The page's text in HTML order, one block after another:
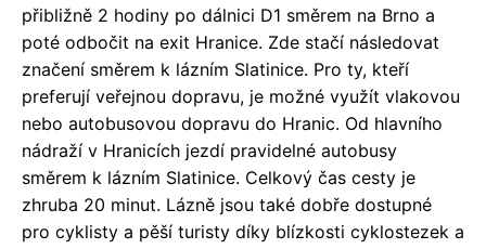
přibližně 2 hodiny po dálnici D1 směrem na Brno a
poté odbočit na exit Hranice. Zde stačí následovat
značení směrem k lázním Slatinice. Pro ty, kteří
preferují veřejnou dopravu, je možné využít vlakovou
nebo autobusovou dopravu do Hranic. Od hlavního
nádraží v Hranicích jezdí pravidelné autobusy
směrem k lázním Slatinice. Celkový čas cesty je
zhruba 20 minut. Lázně jsou také dobře dostupné
pro cyklisty a pěší turisty díky blízkosti cyklostezek a